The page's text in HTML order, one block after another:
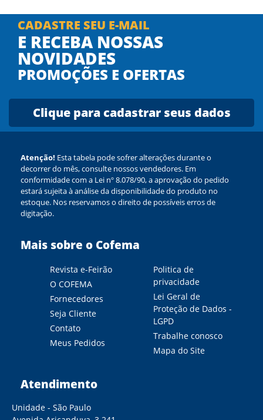
CADASTRE SEU E-MAIL
E RECEBA NOSSAS
NOVIDADES
PROMOÇÕES E OFERTAS
Clique para cadastrar seus dados
Atenção! Esta tabela pode sofrer alterações durante o
decorrer do mês, consulte nossos vendedores. Em
conformidade com a Lei nº 8.078/90, a aprovação do pedido
estará sujeita à análise da disponibilidade do produto no
estoque. Nos reservamos o direito de possíveis erros de
digitação.
Mais sobre o Cofema
Revista e-Feirão
O COFEMA
Fornecedores
Seja Cliente
Contato
Meus Pedidos
Politica de
privacidade
Lei Geral de
Proteção de Dados -
LGPD
Trabalhe conosco
Mapa do Site
Atendimento
Unidade - São Paulo